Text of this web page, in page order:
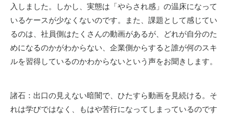
入しました。しかし、実態は「やらされ感」の温床になって
いるケースが少なくないのです。また、課題として感じてい
るのは、社員側はたくさんの動画があるが、どれが自分のた
めになるのかがわからない、企業側からすると誰が何のスキ
ルを習得しているのかわからないという声をお聞きします。
諸石：出口の見えない暗闇で、ひたすら動画を見続ける。そ
れは学びではなく、もはや苦行になってしまっているのです